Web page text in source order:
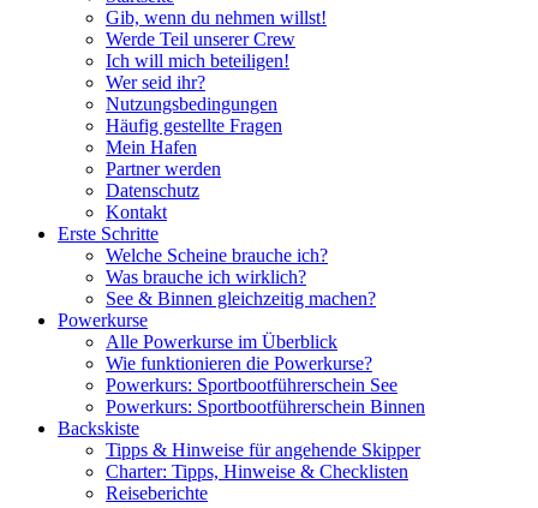
Gib, wenn du nehmen willst!
Werde Teil unserer Crew
Ich will mich beteiligen!
Wer seid ihr?
Nutzungsbedingungen
Häufig gestellte Fragen
Mein Hafen
Partner werden
Datenschutz
Kontakt
Erste Schritte
Welche Scheine brauche ich?
Was brauche ich wirklich?
See & Binnen gleichzeitig machen?
Powerkurse
Alle Powerkurse im Überblick
Wie funktionieren die Powerkurse?
Powerkurs: Sportbootführerschein See
Powerkurs: Sportbootführerschein Binnen
Backskiste
Tipps & Hinweise für angehende Skipper
Charter: Tipps, Hinweise & Checklisten
Reiseberichte